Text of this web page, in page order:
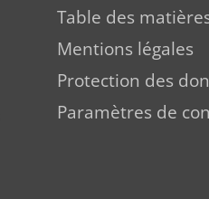
Table des
Mentions légales
Protection des
Paramètres de